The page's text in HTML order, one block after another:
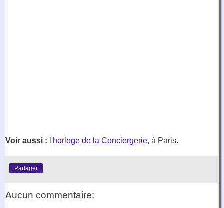
Voir aussi : l'horloge de la Conciergerie, à Paris.
Partager
Aucun commentaire: